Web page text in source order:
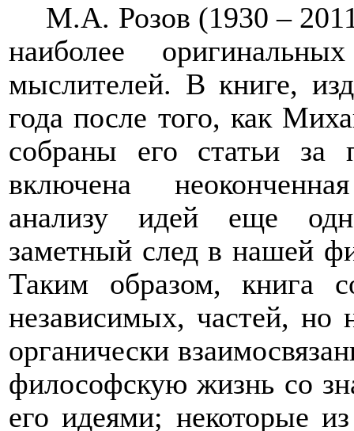
М.А. Розов (1930 –
наиболее
мыслителей. В книге,
года после того, как
собраны его статьи
включена
анализу идей еще
заметный след в нашей
Таким образом, книга
независимых, частей, но
органически
философскую жизнь со
его идеями; некоторые